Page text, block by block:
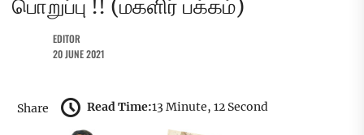
பொறுப்பு !! (மகளிர் பக்கம்)
EDITOR
20 JUNE 2021
Share Read Time:13 Minute, 12 Second